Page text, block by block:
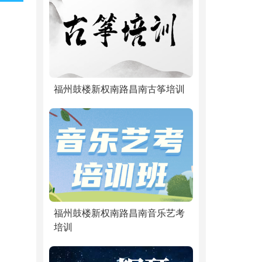
福州鼓楼新权南路昌南古筝培训
福州鼓楼新权南路昌南音乐艺考
培训